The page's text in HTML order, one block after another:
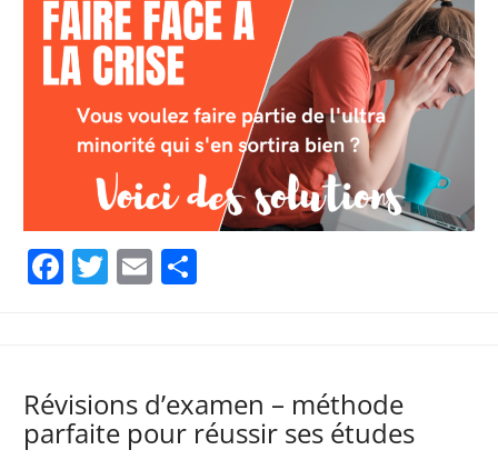
Facebook
Twitter
Email
Révisions d’examen – méthode
parfaite pour réussir ses études